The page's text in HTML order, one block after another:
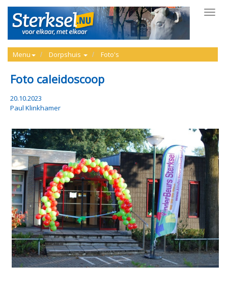
Menu Dorpshuis Foto's
Foto caleidoscoop
20.10.2023
Paul Klinkhamer